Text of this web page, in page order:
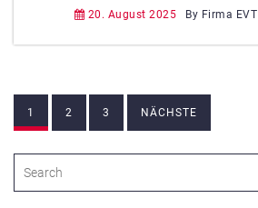
20. August 2025 By Firma
Beitragsnavigation
1 2 3 NÄCHSTE